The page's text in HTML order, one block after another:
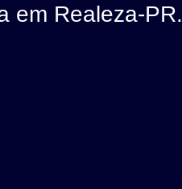
em Realeza-PR.